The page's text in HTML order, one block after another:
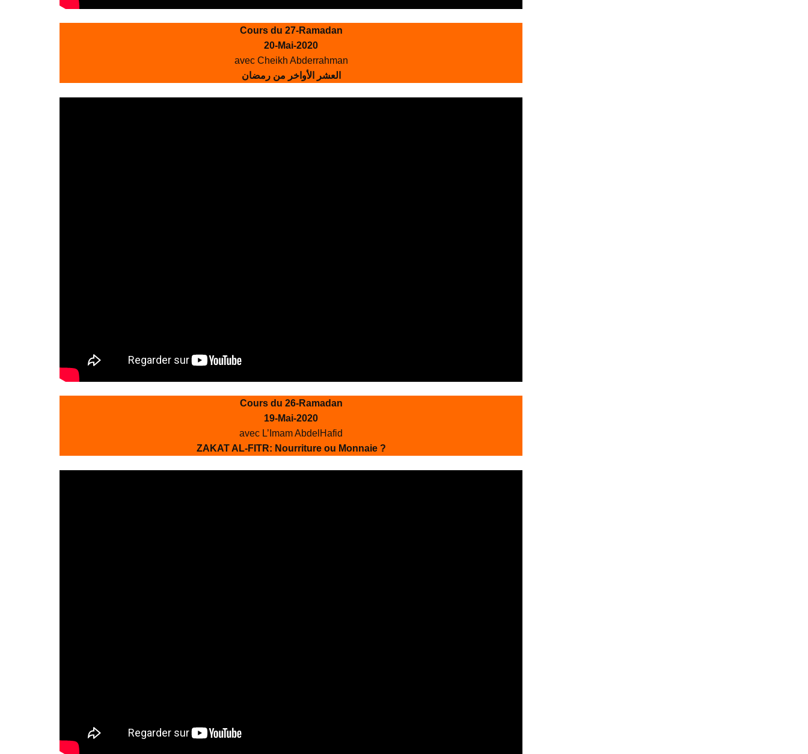
Cours du 27-Ramadan
20-Mai-2020
avec Cheikh Abderrahman
العشر الأواخر من رمضان
Cours du 26-Ramadan
19-Mai-2020
avec L’Imam AbdelHafid
ZAKAT AL-FITR: Nourriture ou Monnaie ?